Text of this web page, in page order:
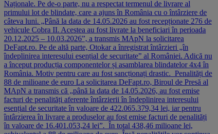
Naționale. Pe de-o parte, nu a respectat termenul de livrare al
primului lot de blindate, care a ajuns în România cu o întârziere de
câteva luni. „Până la data de 14.05.2026 au fost recepționate 276 de
vehicule Cobra II. Acestea au fost livrate la beneficiari în perioada
20.12.2025 – 10.03.2026”, a transmis MApN la solicitarea
DeFapt.ro. Pe de altă parte, Otokar a înregistrat întârzieri „în
îndeplinirea interesului esențial de securitate” al României. Adică nu
a început producția componentelor și asamblarea blindatelor 4x4 în
România. Motiv pentru care au fost sancționați drastic. Penalități de
88 de milioane de euro La solicitarea DeFapt.ro, Biroul de Presă al
MApN a transmis că „până la data de 14.05.2026, au fost emise
facturi de penalități aferente întârzierii în îndeplinirea interesului
esențial de securitate în valoare de 422.065.379,34 lei, iar pentru
întârzierea în livrare a produselor au fost emise facturi de penalități
în valoare de 16.401.053,24 lei”. În total 438,46 milioane lei,